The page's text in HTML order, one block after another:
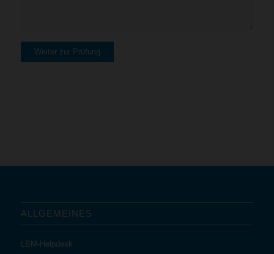
ALLGEMEINES
LBM-Helpdesk